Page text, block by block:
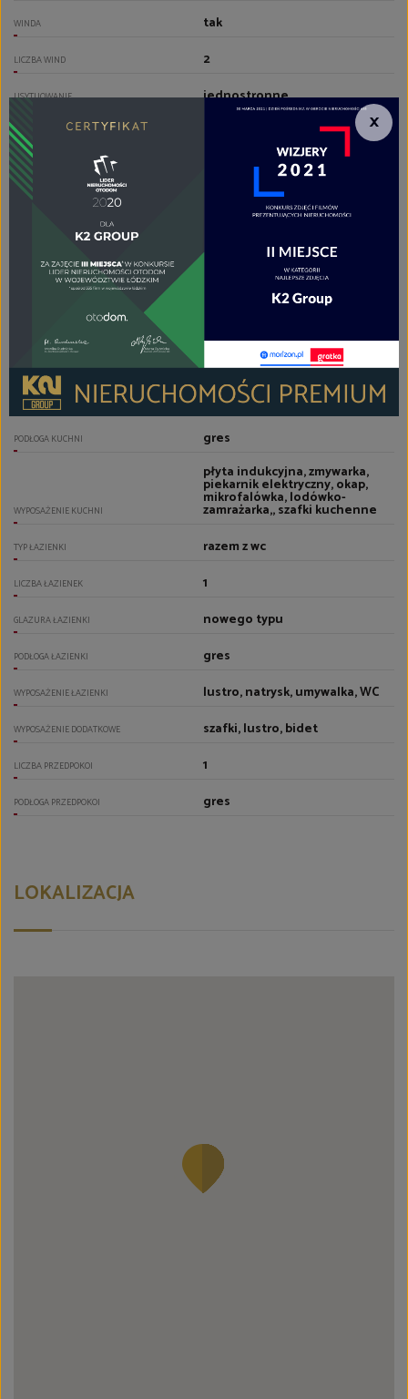
WINDA tak
LICZBA WIND 2
USYTUOWANIE jednostronne
DRZWI ANTYWŁAMANIOWE
POMIESZCZENIA
TYP KUCHNI aneks kuchenny
RODZAJ KUCHNI aneks kuchenny
PODŁOGA KUCHNI gres
WYPOSAŻENIE KUCHNI
płyta indukcyjna, zmywarka,
piekarnik elektryczny, okap,
mikrofalówka, lodówko-
zamrażarka,, szafki kuchenne
TYP ŁAZIENKI razem z wc
LICZBA ŁAZIENEK 1
GLAZURA ŁAZIENKI nowego typu
PODŁOGA ŁAZIENKI gres
WYPOSAŻENIE ŁAZIENKI lustro, natrysk, umywalka, WC
WYPOSAŻENIE DODATKOWE szafki, lustro, bidet
LICZBA PRZEDPOKOI 1
PODŁOGA PRZEDPOKOI gres
LOKALIZACJA
×